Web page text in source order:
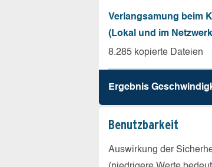
Verlangsamung beim
(Lokal und im
8.285 kopierte Dateien
Ergebnis
Benutz­barkeit
Auswirkung der